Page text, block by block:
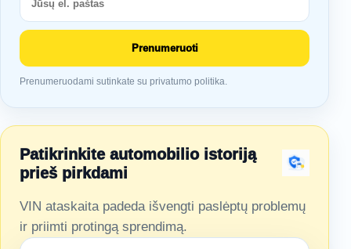
Prenumeruoti
Prenumeruodami sutinkate su privatumo politika.
Patikrinkite automobilio istoriją
prieš pirkdami
VIN ataskaita padeda išvengti paslėptų problemų
ir priimti protingą sprendimą.